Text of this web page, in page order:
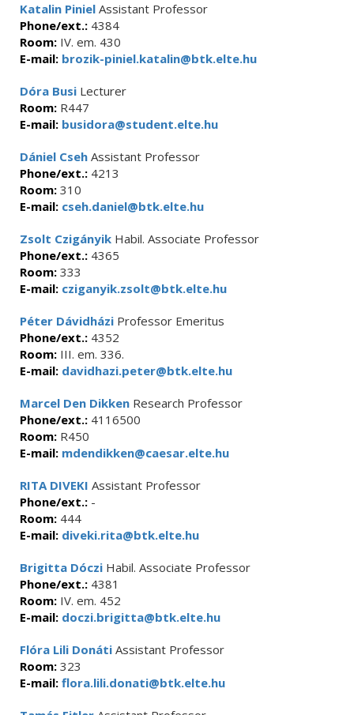
Katalin Piniel Assistant Professor
Phone/ext.: 4384
Room: IV. em. 430
E-mail: brozik-piniel.katalin@btk.elte.hu
Dóra Busi Lecturer
Room: R447
E-mail: busidora@student.elte.hu
Dániel Cseh Assistant Professor
Phone/ext.: 4213
Room: 310
E-mail: cseh.daniel@btk.elte.hu
Zsolt Czigányik Habil. Associate Professor
Phone/ext.: 4365
Room: 333
E-mail: cziganyik.zsolt@btk.elte.hu
Péter Dávidházi Professor Emeritus
Phone/ext.: 4352
Room: III. em. 336.
E-mail: davidhazi.peter@btk.elte.hu
Marcel Den Dikken Research Professor
Phone/ext.: 4116500
Room: R450
E-mail: mdendikken@caesar.elte.hu
RITA DIVEKI Assistant Professor
Phone/ext.: -
Room: 444
E-mail: diveki.rita@btk.elte.hu
Brigitta Dóczi Habil. Associate Professor
Phone/ext.: 4381
Room: IV. em. 452
E-mail: doczi.brigitta@btk.elte.hu
Flóra Lili Donáti Assistant Professor
Room: 323
E-mail: flora.lili.donati@btk.elte.hu